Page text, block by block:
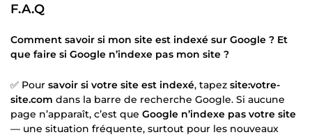
F.A.Q
Comment savoir si mon site est indexé sur Google ? Et
que faire si Google n’indexe pas mon site ?
✅ Pour savoir si votre site est indexé, tapez site:votre-
site.com dans la barre de recherche Google. Si aucune
page n’apparaît, c’est que Google n’indexe pas votre site
— une situation fréquente, surtout pour les nouveaux